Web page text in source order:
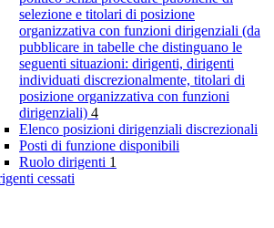
selezione e titolari di posizione
organizzativa con funzioni dirigenziali (da
pubblicare in tabelle che distinguano le
seguenti situazioni: dirigenti, dirigenti
individuati discrezionalmente, titolari di
posizione organizzativa con funzioni
dirigenziali) 4
Elenco posizioni dirigenziali discrezionali
Posti di funzione disponibili
Ruolo dirigenti 1
cessati